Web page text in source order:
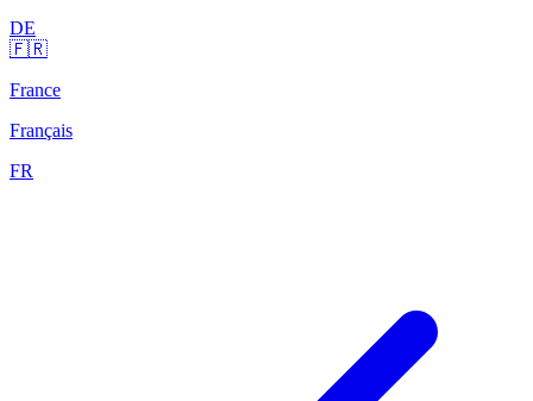
DE
🇫🇷
France
Français
FR